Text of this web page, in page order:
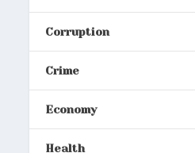
Corruption
Crime
Economy
Health